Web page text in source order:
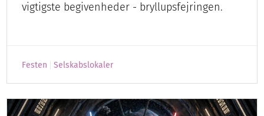
vigtigste begivenheder - bryllupsfejringen.
Festen Selskabslokaler